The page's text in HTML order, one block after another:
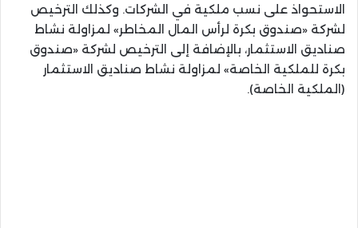
الاستحواذ على نسب ملكية في الشركات. وكذلك الترخيص
لشركة «صندوق بكرة لرأس المال المخاطر» لمزاولة نشاط
صناديق الاستثمار، بالإضافة إلى الترخيص لشركة «صندوق
بكرة للملكية الخاصة» لمزاولة نشاط صناديق الاستثمار
(الملكية الخاصة).